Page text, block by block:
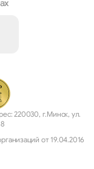
220030, г.Минск, ул.
от 19.04.2016